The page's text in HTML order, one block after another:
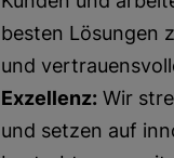
besten Lösungen
und
Exzellenz: Wir
und setzen auf